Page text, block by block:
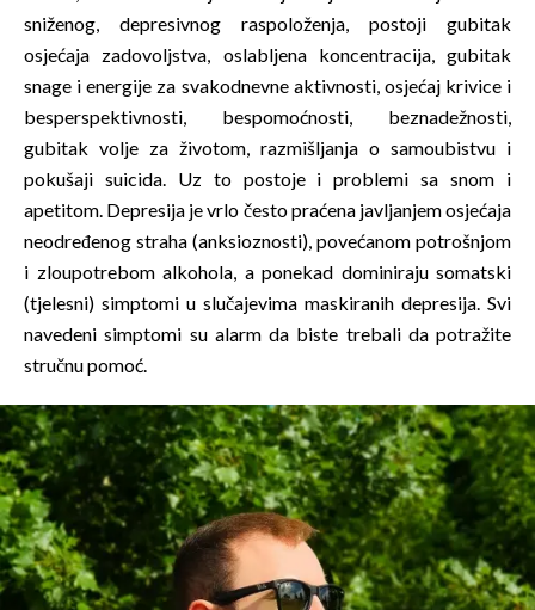
sniženog, depresivnog raspoloženja, postoji gubitak
osjećaja zadovoljstva, oslabljena koncentracija, gubitak
snage i energije za svakodnevne aktivnosti, osjećaj krivice i
besperspektivnosti, bespomoćnosti, beznadežnosti,
gubitak volje za životom, razmišljanja o samoubistvu i
pokušaji suicida. Uz to postoje i problemi sa snom i
apetitom. Depresija je vrlo često praćena javljanjem osjećaja
neodređenog straha (anksioznosti), povećanom potrošnjom
i zloupotrebom alkohola, a ponekad dominiraju somatski
(tjelesni) simptomi u slučajevima maskiranih depresija. Svi
navedeni simptomi su alarm da biste trebali da potražite
stručnu pomoć.